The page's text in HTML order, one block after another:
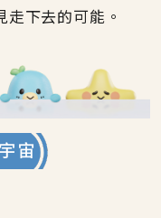
下去的可能。